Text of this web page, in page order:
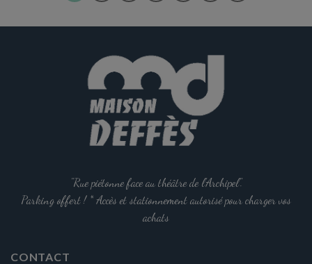
"Rue piétonne face au théâtre de l'Archipel".
Parking offert ! * Accès et stationnement autorisé pour charger vos
achats
CONTACT